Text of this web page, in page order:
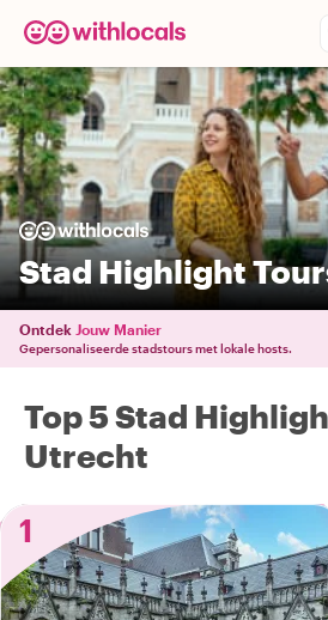
Stad Highlight
Ontdek Jouw Manier
Gepersonaliseerde stadstours met lokale hosts.
Top 5 Stad
Utrecht
1